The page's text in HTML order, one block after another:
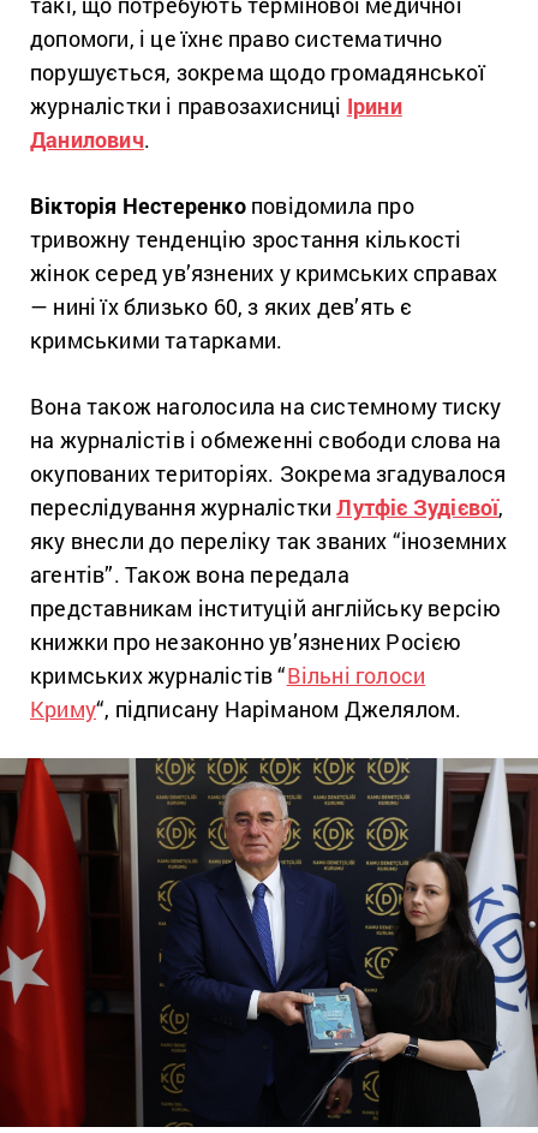
допомоги, і це їхнє право систематично
порушується, зокрема щодо громадянської
журналістки і правозахисниці Ірини
Данилович.
Вікторія Нестеренко повідомила про
тривожну тенденцію зростання кількості
жінок серед ув’язнених у кримських справах
— нині їх близько 60, з яких дев’ять є
кримськими татарками.
Вона також наголосила на системному тиску
на журналістів і обмеженні свободи слова на
окупованих територіях. Зокрема згадувалося
переслідування журналісткиЛутфіє Зудієвої,
яку внесли до переліку так званих “іноземних
агентів”. Також вона передала
представникам інституцій англійську версію
книжки про незаконно ув’язнених Росією
кримських журналістів “Вільні голоси
Криму“, підписану Наріманом Джелялом.